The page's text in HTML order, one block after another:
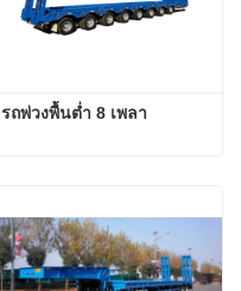
รถพ่วงพื้นต่ำ 8 เพลา